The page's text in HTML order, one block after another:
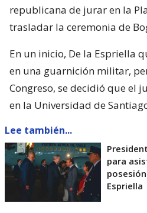
republicana de jurar en la
trasladar la ceremonia de
En un inicio, De la Espriella
en una guarnición militar,
Congreso, se decidió que el
en la Universidad de
Lee también...
para
Espriella